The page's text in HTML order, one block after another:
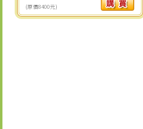
(原價8400元)